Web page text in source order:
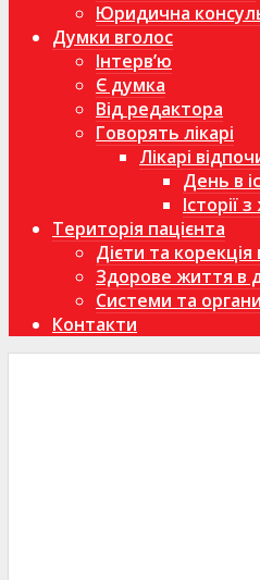
Юридична
Думки вголос
Інтерв’ю
Є думка
Від редактора
Говорять лікарі
Лікарі
День в
Історії
Територія пацієнта
Дієти та корекція
Здорове життя в
Системи та органи
Контакти